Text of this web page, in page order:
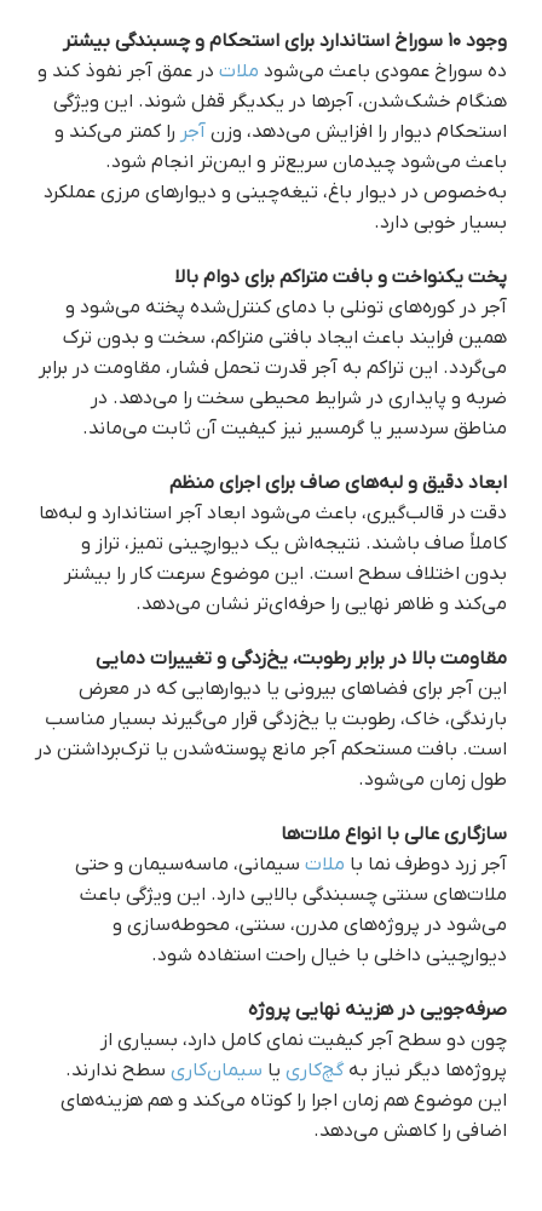
وجود ۱۰ سوراخ استاندارد برای استحکام و چسبندگی بیشتر
ده سوراخ عمودی باعث می‌شود ملات در عمق آجر نفوذ کند و
هنگام خشک‌شدن، آجرها در یکدیگر قفل شوند. این ویژگی
استحکام دیوار را افزایش می‌دهد، وزن آجر را کمتر می‌کند و
باعث می‌شود چیدمان سریع‌تر و ایمن‌تر انجام شود.
به‌خصوص در دیوار باغ، تیغه‌چینی و دیوارهای مرزی عملکرد
بسیار خوبی دارد.
پخت یکنواخت و بافت متراکم برای دوام بالا
آجر در کوره‌های تونلی با دمای کنترل‌شده پخته می‌شود و
همین فرایند باعث ایجاد بافتی متراکم، سخت و بدون ترک
می‌گردد. این تراکم به آجر قدرت تحمل فشار، مقاومت در برابر
ضربه و پایداری در شرایط محیطی سخت را می‌دهد. در
مناطق سردسیر یا گرمسیر نیز کیفیت آن ثابت می‌ماند.
ابعاد دقیق و لبه‌های صاف برای اجرای منظم
دقت در قالب‌گیری، باعث می‌شود ابعاد آجر استاندارد و لبه‌ها
کاملاً صاف باشند. نتیجه‌اش یک دیوارچینی تمیز، تراز و
بدون اختلاف سطح است. این موضوع سرعت کار را بیشتر
می‌کند و ظاهر نهایی را حرفه‌ای‌تر نشان می‌دهد.
مقاومت بالا در برابر رطوبت، یخ‌زدگی و تغییرات دمایی
این آجر برای فضاهای بیرونی یا دیوارهایی که در معرض
بارندگی، خاک، رطوبت یا یخ‌زدگی قرار می‌گیرند بسیار مناسب
است. بافت مستحکم آجر مانع پوسته‌شدن یا ترک‌برداشتن در
طول زمان می‌شود.
سازگاری عالی با انواع ملات‌ها
آجر زرد دوطرف نما با ملات سیمانی، ماسه‌سیمان و حتی
ملات‌های سنتی چسبندگی بالایی دارد. این ویژگی باعث
می‌شود در پروژه‌های مدرن، سنتی، محوطه‌سازی و
دیوارچینی داخلی با خیال راحت استفاده شود.
صرفه‌جویی در هزینه نهایی پروژه
چون دو سطح آجر کیفیت نمای کامل دارد، بسیاری از
پروژه‌ها دیگر نیاز بهگچ‌کاری یا سیمان‌کاری سطح ندارند.
این موضوع هم زمان اجرا را کوتاه می‌کند و هم هزینه‌های
اضافی را کاهش می‌دهد.